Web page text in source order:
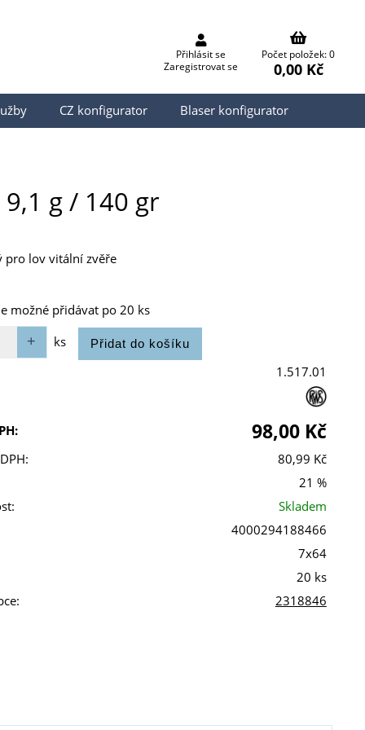
Přihlásit se
Zaregistrovat se
Počet položek: 0
0,00 Kč
CZ konfigurator Blaser konfigurator
g / 140 gr
pro lov vitální zvěře
možné přidávat po 20 ks
ks
1.517.01
98,00 Kč
80,99 Kč
21 %
Skladem
4000294188466
7x64
20 ks
2318846